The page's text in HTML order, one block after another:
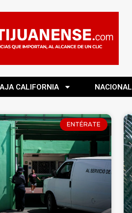
CALIFORNIA NACIONAL
ENTÉRATE